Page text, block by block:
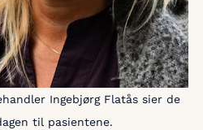
Ingebjørg Flatås sier de
til pasientene.